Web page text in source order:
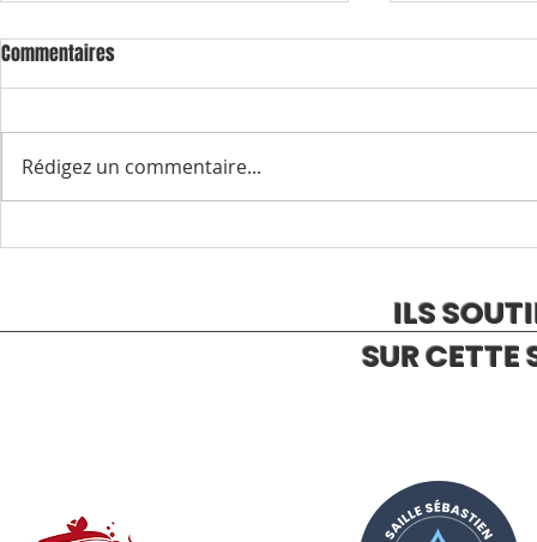
RAPPELS ET INFORMATIONS 1ère
Commentaires
Rédigez un commentaire...
ILS
SUR